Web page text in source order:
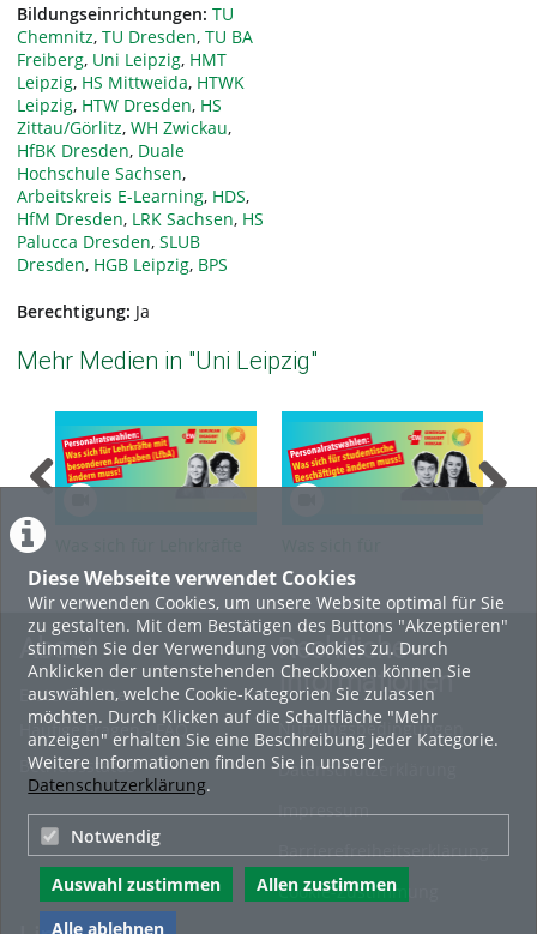
Diese Webseite verwendet Cookies
Wir verwenden Cookies, um unsere Website optimal für Sie
zu gestalten. Mit dem Bestätigen des Buttons "Akzeptieren"
stimmen Sie der Verwendung von Cookies zu. Durch
Anklicken der untenstehenden Checkboxen können Sie
auswählen, welche Cookie-Kategorien Sie zulassen
möchten. Durch Klicken auf die Schaltfläche "Mehr
anzeigen" erhalten Sie eine Beschreibung jeder Kategorie.
Weitere Informationen finden Sie in unserer
Datenschutzerklärung.
Notwendig
Auswahl zustimmen
Allen zustimmen
Alle ablehnen
Bildungseinrichtungen: TU
Chemnitz, TU Dresden, TU BA
Freiberg, Uni Leipzig, HMT
Leipzig, HS Mittweida, HTWK
Leipzig, HTW Dresden, HS
Zittau/Görlitz, WH Zwickau,
HfBK Dresden, Duale
Hochschule Sachsen,
Arbeitskreis E-Learning, HDS,
HfM Dresden, LRK Sachsen, HS
Palucca Dresden, SLUB
Dresden, HGB Leipzig, BPS
Berechtigung: Ja
Mehr Medien in "Uni Leipzig"
für besondere Aufgaben
(LfbA) ändern muss
studentische
Beschäftigte ändern
muss
About
Erste Schritte
Häufige Fragen - FAQ
Betriebsstatus
Rechtliche
Informationen
Nutzungsbedingungen
Datenschutzerklärung
Impressum
Barrierefreiheitserklärung
Cookie-Zustimmung